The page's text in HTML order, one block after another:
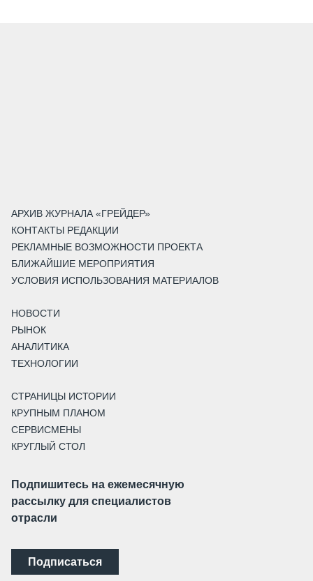
АРХИВ ЖУРНАЛА «ГРЕЙДЕР»
КОНТАКТЫ РЕДАКЦИИ
РЕКЛАМНЫЕ ВОЗМОЖНОСТИ ПРОЕКТА
БЛИЖАЙШИЕ МЕРОПРИЯТИЯ
УСЛОВИЯ ИСПОЛЬЗОВАНИЯ МАТЕРИАЛОВ
НОВОСТИ
РЫНОК
АНАЛИТИКА
ТЕХНОЛОГИИ
СТРАНИЦЫ ИСТОРИИ
КРУПНЫМ ПЛАНОМ
СЕРВИСМЕНЫ
КРУГЛЫЙ СТОЛ
Подпишитесь на ежемесячную
рассылку для специалистов
отрасли
Подписаться